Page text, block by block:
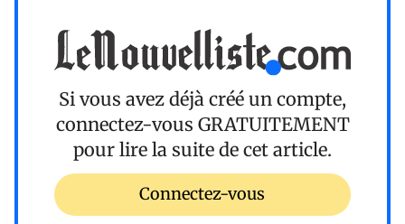
Si vous avez déjà créé un compte,
connectez-vous GRATUITEMENT
pour lire la suite de cet article.
Connectez-vous